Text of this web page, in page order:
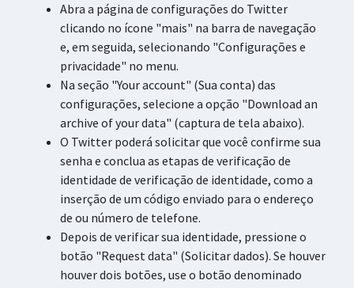
Abra a página de configurações do Twitter
clicando no ícone "mais" na barra de navegação
e, em seguida, selecionando "Configurações e
privacidade" no menu.
Na seção "Your account" (Sua conta) das
configurações, selecione a opção "Download an
archive of your data" (captura de tela abaixo).
O Twitter poderá solicitar que você confirme sua
senha e conclua as etapas de verificação de
identidade de verificação de identidade, como a
inserção de um código enviado para o endereço
de ou número de telefone.
Depois de verificar sua identidade, pressione o
botão "Request data" (Solicitar dados). Se houver
houver dois botões, use o botão denominado